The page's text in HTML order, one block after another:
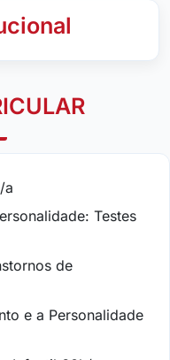
a
Testes
de
e a Personalidade